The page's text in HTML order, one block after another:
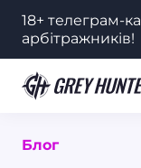
18+ телеграм-
арбітражників!
18+ телеграм-
арбітражників!
Блог